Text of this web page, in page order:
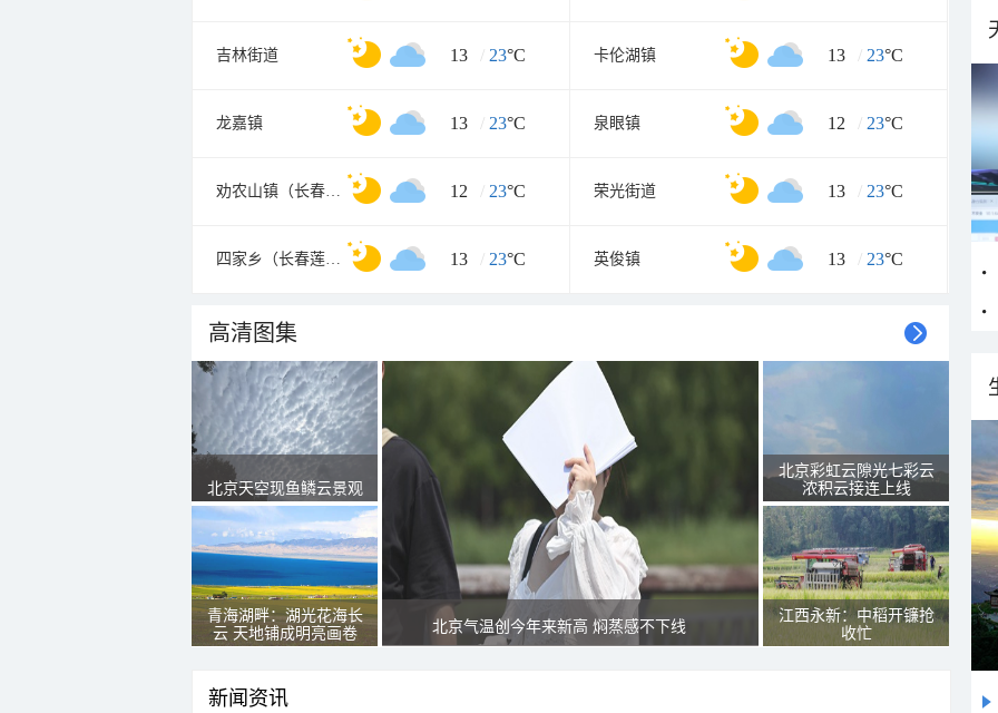
吉林街道 13 / 23°C 卡伦湖镇 13 / 23°C
龙嘉镇 13 / 23°C 泉眼镇 12 / 23°C
劝农山镇（长春莲花山生态旅游度假区省级） 12 / 23°C 荣光街道 13 / 23°C
四家乡（长春莲花山生态旅游度假区省级） 13 / 23°C 英俊镇 13 / 23°C
高清图集
北京天空现鱼鳞云景观
青海湖畔：湖光花海长
云 天地铺成明亮画卷
北京气温创今年来新高 焖蒸感不下线
北京彩虹云隙光七彩云
浓积云接连上线
江西永新：中稻开镰抢
收忙
新闻资讯